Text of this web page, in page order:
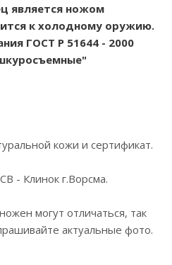
является ножом
к холодному оружию.
ГОСТ Р 51644 - 2000
кожи и сертификат.
- Клинок г.Ворсма.
могут отличаться, так
актуальные фото.